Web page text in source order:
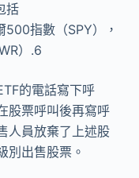
括
指數（SPY），
）.6
的電話寫下呼
股票呼叫後再寫呼
人員放棄了上述股
別出售股票。